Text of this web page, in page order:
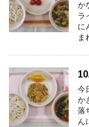
か
ラ
に
ま
今
か
落
ん